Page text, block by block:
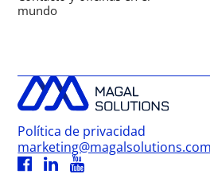
mundo
Política de privacidad
marketing@magalsolutions.com